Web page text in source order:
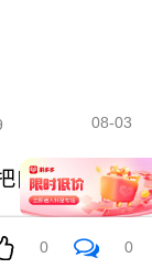
08-03
自己埋了！恐
17687
0 0